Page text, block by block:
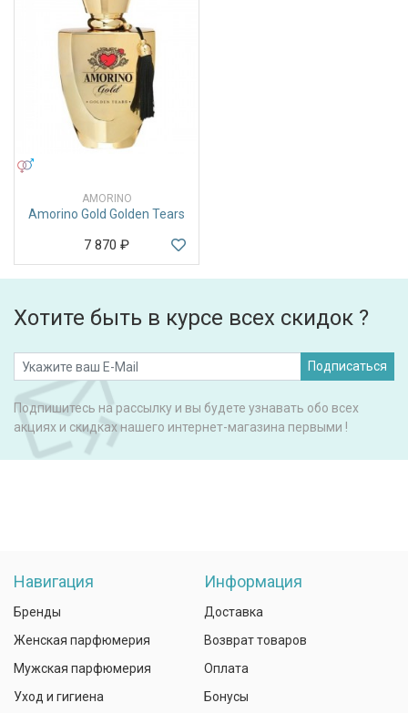
AMORINO
Amorino Gold Golden Tears
7 870 ₽
Хотите быть в курсе всех скидок ?
Подписаться
Подпишитесь на рассылку и вы будете узнавать обо всех
акциях и скидках нашего интернет-магазина первыми !
Навигация
Бренды
Женская парфюмерия
Мужская парфюмерия
Уход и гигиена
Информация
Доставка
Возврат товаров
Оплата
Бонусы